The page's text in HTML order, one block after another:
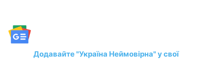
Додавайте "Україна Неймовірна" у свої